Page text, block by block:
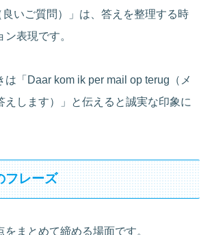
良いご質問）」は、答えを整理する時
表現です。
は「Daar kom ik per mail op terug（メ
えします）」と伝えると誠実な印象に
フレーズ
まとめて締める場面です。